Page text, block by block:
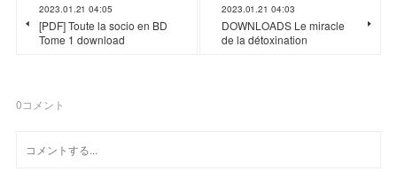
2023.01.21 04:05
[PDF] Toute la socio en BD
Tome 1 download
2023.01.21 04:03
DOWNLOADS Le miracle
de la détoxination
0コメント